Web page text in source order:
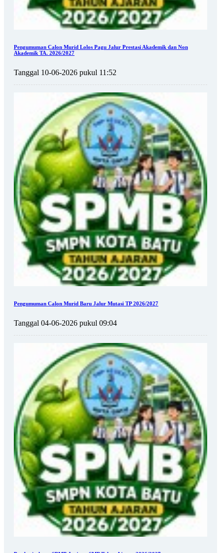
Pengumuman Calon Murid Lolos Pagu Jalur Prestasi Akademik dan Non
Akademik TA. 2026/2027
Tanggal 10-06-2026 pukul 11:52
Pengumuman Calon Murid Baru Jalur Mutasi TP 2026/2027
Tanggal 04-06-2026 pukul 09:04